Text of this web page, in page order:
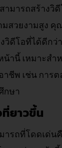
ามารถสร้างวิ
มสวยงามสูง คุ
วิดีโอที่ได้ดีกว่
านี้ เหมาะสำ
าชีพ เช่น การต
กษา
ยาวขึ้น
ารถที่โดดเด่น